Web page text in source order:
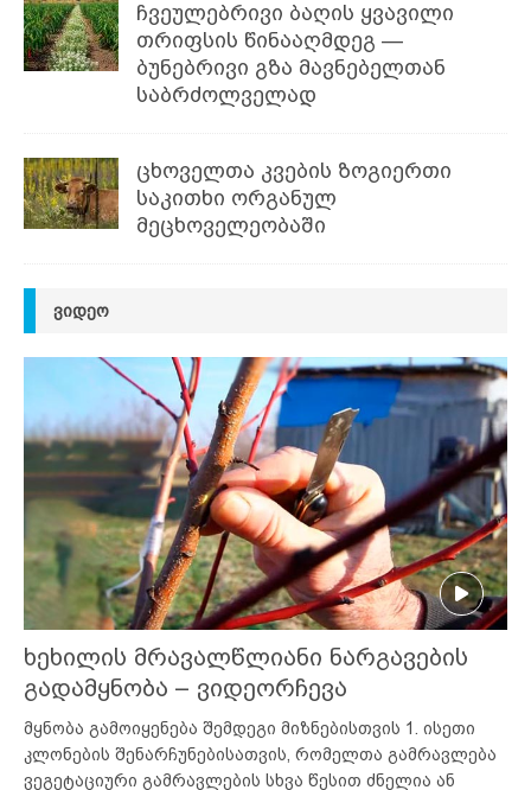
ჩვეულებრივი ბაღის ყვავილი
თრიფსის წინააღმდეგ —
ბუნებრივი გზა მავნებელთან
საბრძოლველად
ცხოველთა კვების ზოგიერთი
საკითხი ორგანულ
მეცხოველეობაში
ᲕᲘᲓᲔᲝ
ხეხილის მრავალწლიანი ნარგავების
გადამყნობა – ვიდეორჩევა
მყნობა გამოიყენება შემდეგი მიზნებისთვის 1. ისეთი
კლონების შენარჩუნებისათვის, რომელთა გამრავლება
ვეგეტაციური გამრავლების სხვა წესით ძნელია ან